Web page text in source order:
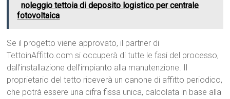
noleggio tettoia di deposito logistico per centrale
fotovoltaica
Se il progetto viene approvato, il partner di
TettoinAffitto.com si occuperà di tutte le fasi del processo,
dall’installazione dell’impianto alla manutenzione. Il
proprietario del tetto riceverà un canone di affitto periodico,
che potrà essere una cifra fissa unica, calcolata in base alla